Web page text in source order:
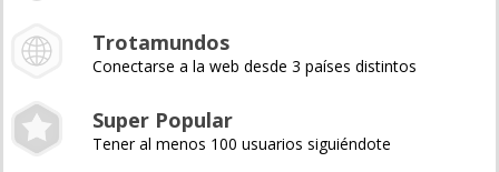
Trotamundos
Conectarse a la web desde 3 países distintos
Super Popular
Tener al menos 100 usuarios siguiéndote